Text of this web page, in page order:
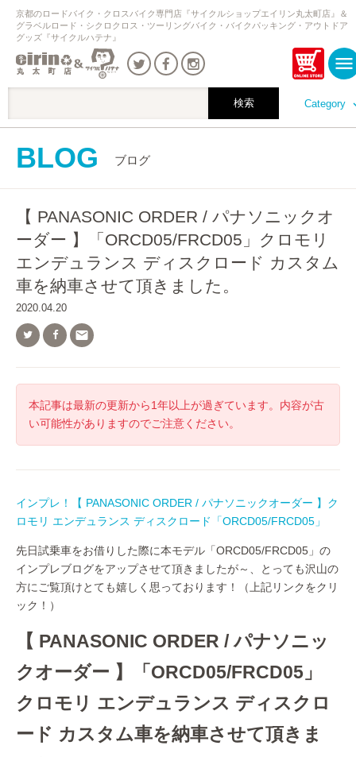
Category
京都のロードバイク・クロスバイク専門店『サイクルショップエイリン丸太町店』＆
グラベルロード・シクロクロス・ツーリングバイク・バイクパッキング・アウトドア
グッズ『サイクルハテナ』
BLOG ブログ
【 PANASONIC ORDER / パナソニックオ
ーダー 】「ORCD05/FRCD05」クロモリ
エンデュランス ディスクロード カスタム
車を納車させて頂きました。
2020.04.20

本記事は最新の更新から1年以上が過ぎています。内容が古
い可能性がありますのでご注意ください。
インプレ！【 PANASONIC ORDER / パナソニックオーダー 】ク
ロモリ エンデュランス ディスクロード「ORCD05/FRCD05」
先日試乗車をお借りした際に本モデル「ORCD05/FRCD05」の
インプレブログをアップさせて頂きましたが～、とっても沢山の
方にご覧頂けとても嬉しく思っております！（上記リンクをクリ
ック！）
【 PANASONIC ORDER / パナソニッ
クオーダー 】「ORCD05/FRCD05」
クロモリ エンデュランス ディスクロ
ード カスタム車を納車させて頂きま